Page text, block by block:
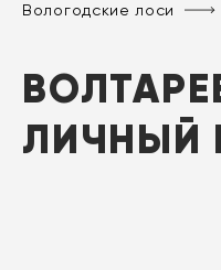
Вологодские лоси
ЛИЧНЫЙ